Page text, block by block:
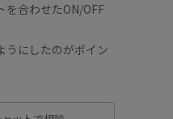
を合わせたON/OFF
うにしたのがポイン